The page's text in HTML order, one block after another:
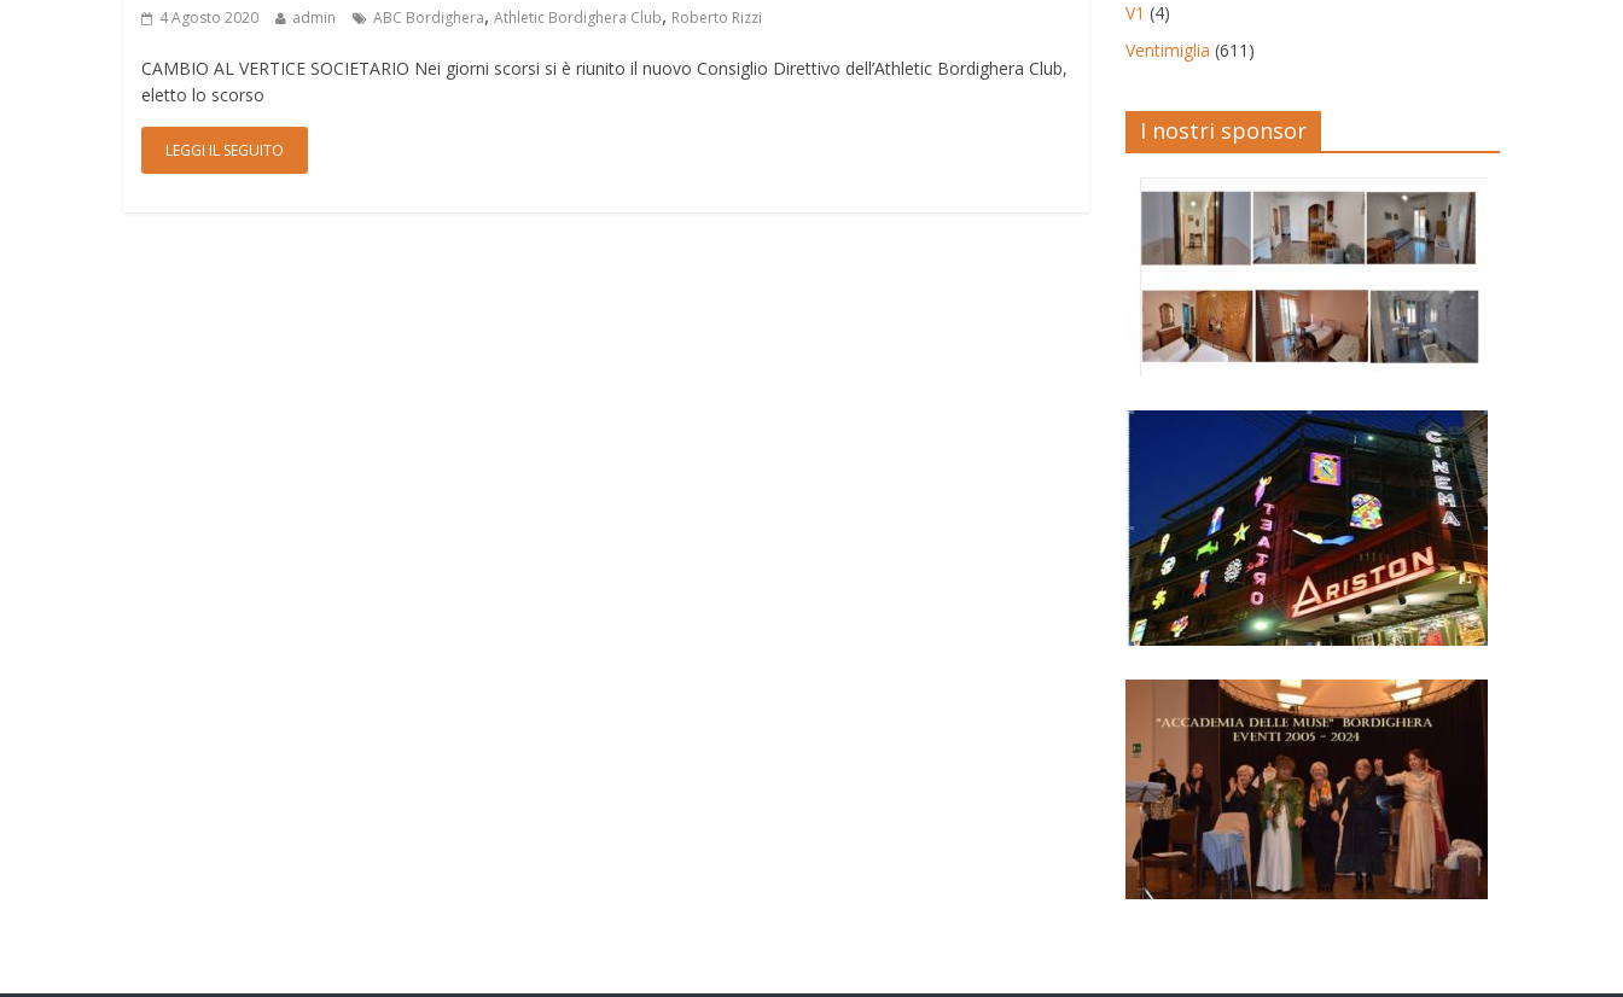
4 Agosto 2020 admin ABC Bordighera, Athletic Bordighera Club, Roberto Rizzi
CAMBIO AL VERTICE SOCIETARIO Nei giorni scorsi si è riunito il nuovo Consiglio Direttivo dell’Athletic Bordighera Club,
eletto lo scorso
LEGGI IL SEGUITO
V1 (4)
Ventimiglia (611)
I nostri sponsor